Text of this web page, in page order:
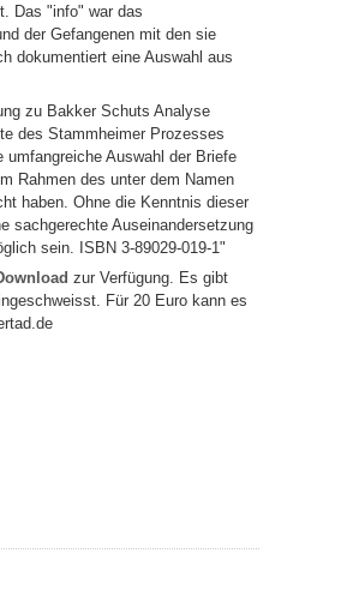
Das "info" war das
der Gefangenen mit den sie
dokumentiert eine Auswahl aus
zu Bakker Schuts Analyse
des Stammheimer Prozesses
Auswahl der Briefe
Rahmen des unter dem Namen
haben. Ohne die Kenntnis dieser
sachgerechte Auseinandersetzung
sein. ISBN 3-89029-019-1"
zur Verfügung. Es gibt
Für 20 Euro kann es